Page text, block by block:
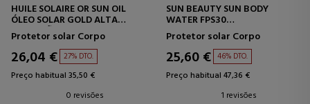
HUILE SOLAIRE OR SUN OIL
ÓLEO SOLAR GOLD ALTA
PROTEÇÃO FPS 30
Protetor solar Corpo
26,04 € 27% DTO.
Preço habitual 35,50 €
0 revisões
SUN BEAUTY SUN BODY
WATER FPS30
PROTETOR SOLAR CORPORAL
Protetor solar Corpo
25,60 € 46% DTO.
Preço habitual 47,36 €
1 revisões